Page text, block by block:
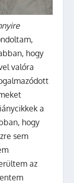
hogy
valóra
a
hogy
sem
az